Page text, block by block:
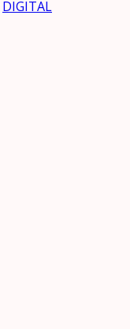
DIGITAL